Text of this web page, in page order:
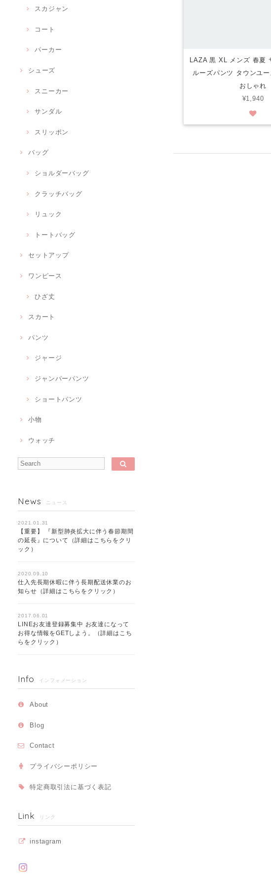
スカジャン
コート
パーカー
シューズ
スニーカー
サンダル
スリッポン
バッグ
ショルダーバッグ
クラッチバッグ
リュック
トートバッグ
セットアップ
ワンピース
ひざ丈
スカート
パンツ
ジャージ
ジャンパーパンツ
ショートパンツ
小物
ウォッチ
News ニュース
2021.01.31
【重要】 『新型肺炎拡大に伴う春節期間
の延長』について（詳細はこちらをクリ
ック）
2020.09.10
仕入先長期休暇に伴う長期配送休業のお
知らせ（詳細はこちらをクリック）
2017.06.01
LINEお友達登録募集中 お友達になって
お得な情報をGETしよう。（詳細はこち
らをクリック）
Info インフォメーション
About
Blog
Contact
プライバシーポリシー
特定商取引法に基づく表記
Link リンク
instagram
LAZA 黒 XL メンズ 春夏
ルーズパンツ タウンユ
おしゃれ
¥1,940